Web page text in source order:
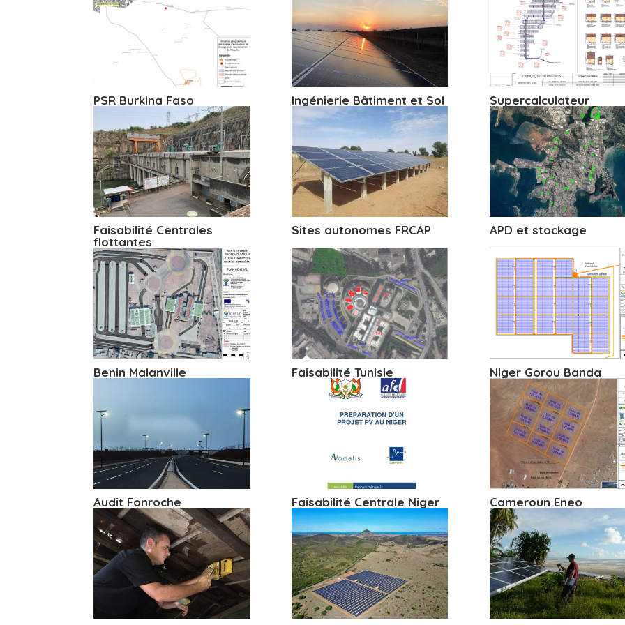
PSR Burkina Faso Ingénierie Bâtiment et Sol Supercalculateur
Faisabilité Centrales
flottantes
Sites autonomes FRCAP APD et stockage
Benin Malanville Faisabilité Tunisie Niger Gorou Banda
Audit Fonroche Faisabilité Centrale Niger Cameroun Eneo